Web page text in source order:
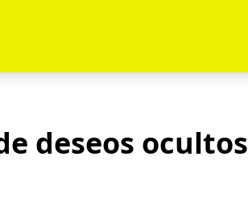
deseos ocultos